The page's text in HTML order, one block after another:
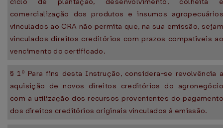
comercialização dos produtos e insumos agropecuários
vinculados ao CRA não permita que, na sua emissão, sejam
vinculados direitos creditórios com prazos compatíveis ao
vencimento do certificado.
§ 1º Para fins desta Instrução, considera-se revolvência a
aquisição de novos direitos creditórios do agronegócio
com a utilização dos recursos provenientes do pagamento
dos direitos creditórios originais vinculados à emissão.